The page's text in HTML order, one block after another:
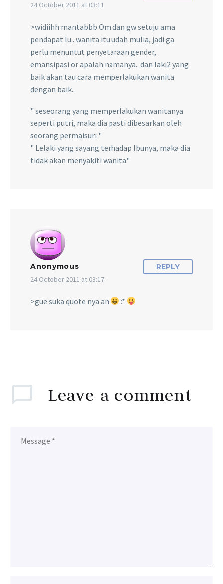
24 October 2011 at 03:11
>widiihh mantabbb Om dan gw setuju ama
pendapat lu.. wanita itu udah mulia, jadi ga
perlu menuntut penyetaraan gender,
emansipasi or apalah namanya.. dan laki2 yang
baik akan tau cara memperlakukan wanita
dengan baik..
" seseorang yang memperlakukan wanitanya
seperti putri, maka dia pasti dibesarkan oleh
seorang permaisuri "
" Lelaki yang sayang terhadap Ibunya, maka dia
tidak akan menyakiti wanita"
Anonymous
24 October 2011 at 03:17
REPLY
>gue suka quote nya an :*
Leave a comment